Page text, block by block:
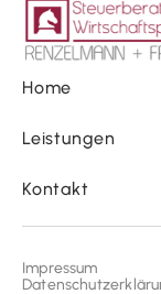
Home
Leistungen
Kontakt
Impressum